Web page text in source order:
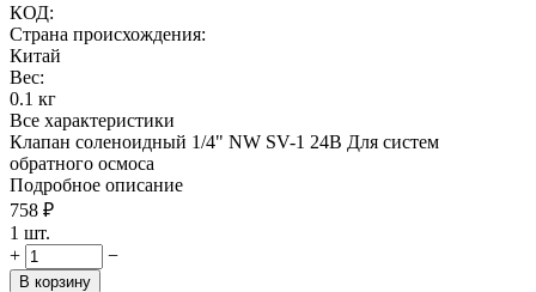
КОД:
Страна происхождения:
Китай
Вес:
0.1 кг
Все характеристики
Клапан соленоидный 1/4" NW SV-1 24В Для систем
обратного осмоса
Подробное описание
758 ₽
1 шт.
+
−
В корзину